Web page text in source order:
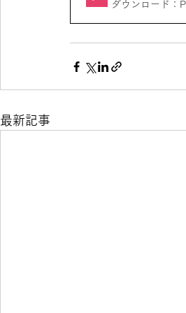
ダウンロード：
最新記事